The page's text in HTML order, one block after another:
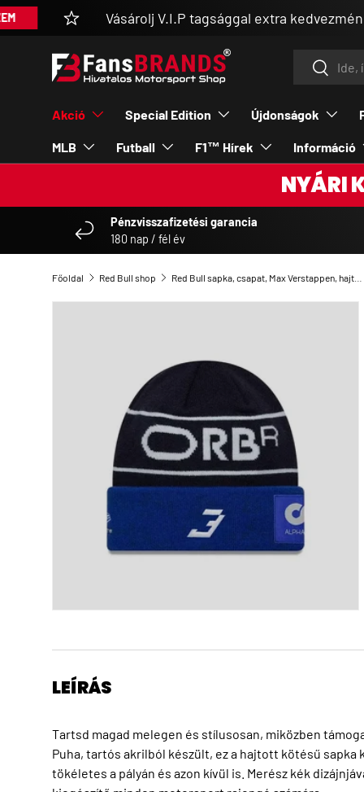
UGRÁS A TARTALOMRA
Vásárolj V.I.P tagsággal extra kedvezménnyel
KeresésKeresés
Akció Special Edition Újdonságok
MLB Futball F1™ Hírek Információ
NYÁRI
Pénzvisszafizetési garancia
180 nap / fél év
Főoldal Red Bull shop Red Bull sapka, csapat, Max Verstappen, hajtott kötés, kék, 2026
LEÍRÁS
Tartsd magad melegen és stílusosan, miközben
Puha, tartós akrilból készült, ez a hajtott kötésű
tökéletes a pályán és azon kívül is. Merész kék